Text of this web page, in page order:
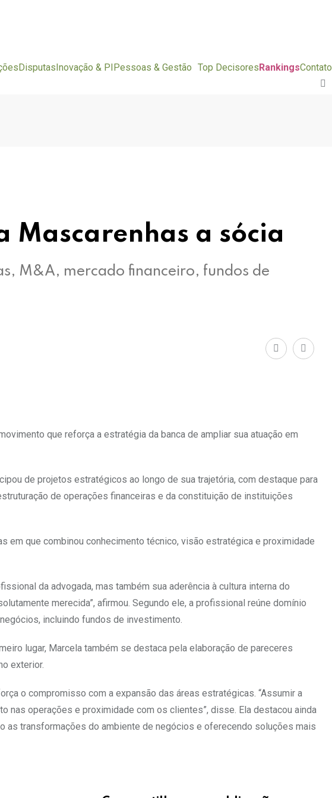
DisputasInovação & PIPessoas & Gestão Top DecisoresRankingsContato
Mascarenhas a sócia
M&A, mercado financeiro, fundos de
Print
Share
que reforça a estratégia da banca de ampliar sua atuação em
de projetos estratégicos ao longo de sua trajetória, com destaque para
de operações financeiras e da constituição de instituições
em que combinou conhecimento técnico, visão estratégica e proximidade
da advogada, mas também sua aderência à cultura interna do
merecida”, afirmou. Segundo ele, a profissional reúne domínio
incluindo fundos de investimento.
lugar, Marcela também se destaca pela elaboração de pareceres
exterior.
o compromisso com a expansão das áreas estratégicas. “Assumir a
nas operações e proximidade com os clientes”, disse. Ela destacou ainda
as transformações do ambiente de negócios e oferecendo soluções mais